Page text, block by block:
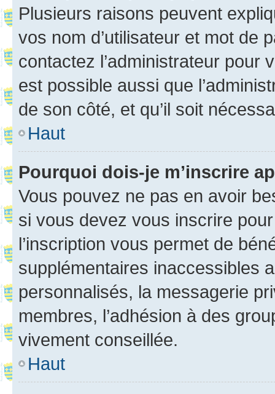
Plusieurs raisons peuvent
vos nom d’utilisateur et mot de
contactez l’administrateur pour
est possible aussi que
de son côté, et qu’il soit
Haut
Pourquoi dois-je m’inscrire
Vous pouvez ne pas en avoir
si vous devez vous inscrire
l’inscription vous permet de
supplémentaires inaccessibles
personnalisés, la messagerie
membres, l’adhésion à des
vivement conseillée.
Haut